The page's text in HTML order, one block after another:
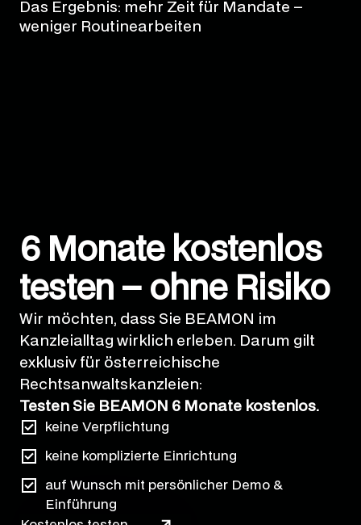
Das Ergebnis: mehr Zeit für Mandate –
weniger Routinearbeiten
6 Monate kostenlos
testen – ohne Risiko
Wir möchten, dass Sie BEAMON im
Kanzleialltag wirklich erleben. Darum gilt
exklusiv für österreichische
Rechtsanwaltskanzleien:
Testen Sie BEAMON 6 Monate kostenlos.
keine Verpflichtung
keine komplizierte Einrichtung
auf Wunsch mit persönlicher Demo &
Einführung